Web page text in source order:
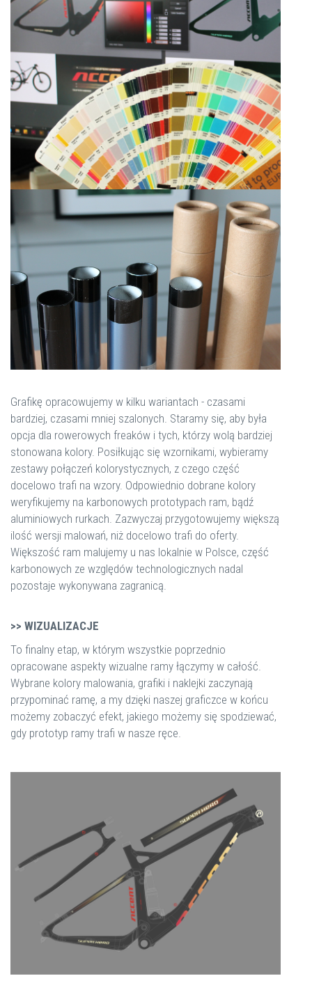
Grafikę opracowujemy w kilku wariantach - czasami
bardziej, czasami mniej szalonych. Staramy się, aby była
opcja dla rowerowych freaków i tych, którzy wolą bardziej
stonowana kolory. Posiłkując się wzornikami, wybieramy
zestawy połączeń kolorystycznych, z czego część
docelowo trafi na wzory. Odpowiednio dobrane kolory
weryfikujemy na karbonowych prototypach ram, bądź
aluminiowych rurkach. Zazwyczaj przygotowujemy większą
ilość wersji malowań, niż docelowo trafi do oferty.
Większość ram malujemy u nas lokalnie w Polsce, część
karbonowych ze względów technologicznych nadal
pozostaje wykonywana zagranicą.
>> WIZUALIZACJE
To finalny etap, w którym wszystkie poprzednio
opracowane aspekty wizualne ramy łączymy w całość.
Wybrane kolory malowania, grafiki i naklejki zaczynają
przypominać ramę, a my dzięki naszej graficzce w końcu
możemy zobaczyć efekt, jakiego możemy się spodziewać,
gdy prototyp ramy trafi w nasze ręce.